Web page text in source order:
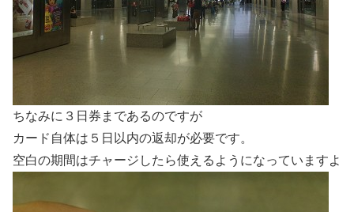
ちなみに３日券まであるのですが
カード自体は５日以内の返却が必要です。
空白の期間はチャージしたら使えるようになっていますよ